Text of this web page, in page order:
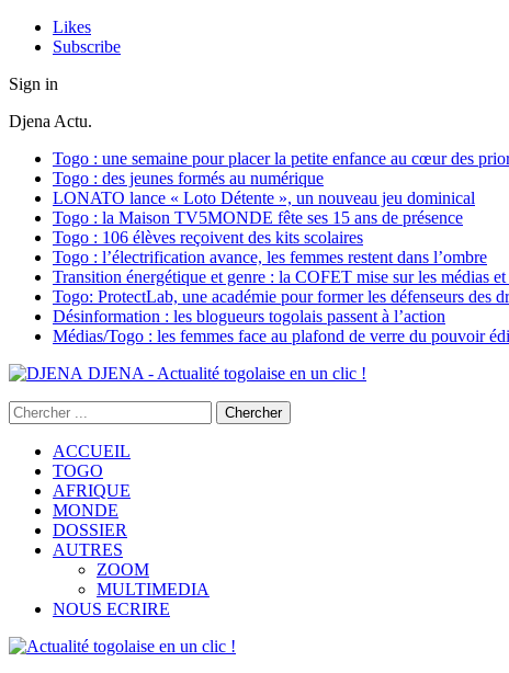
Likes
Subscribe
Sign in
Djena Actu.
Togo : une semaine pour placer la petite enfance au cœur des
Togo : des jeunes formés au numérique
LONATO lance « Loto Détente », un nouveau jeu dominical
Togo : la Maison TV5MONDE fête ses 15 ans de présence
Togo : 106 élèves reçoivent des kits scolaires
Togo : l’électrification avance, les femmes restent dans l’ombre
Transition énergétique et genre : la COFET mise sur les médias et
Togo: ProtectLab, une académie pour former les défenseurs des
Désinformation : les blogueurs togolais passent à l’action
Médias/Togo : les femmes face au plafond de verre du pouvoir
DJENA - Actualité togolaise en un clic !
ACCUEIL
TOGO
AFRIQUE
MONDE
DOSSIER
AUTRES
ZOOM
MULTIMEDIA
NOUS ECRIRE